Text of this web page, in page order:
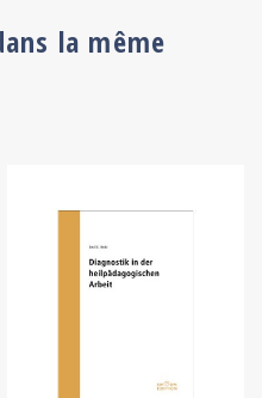
la même